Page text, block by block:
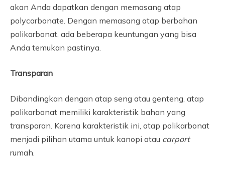
akan Anda dapatkan dengan memasang atap
polycarbonate. Dengan memasang atap berbahan
polikarbonat, ada beberapa keuntungan yang bisa
Anda temukan pastinya.
Transparan
Dibandingkan dengan atap seng atau genteng, atap
polikarbonat memiliki karakteristik bahan yang
transparan. Karena karakteristik ini, atap polikarbonat
menjadi pilihan utama untuk kanopi atau carport
rumah.